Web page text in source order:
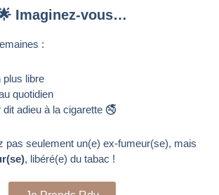
Imaginez-vous…
:
plus libre
quotidien
dit adieu à la cigarette 🚭
pas seulement un(e) ex-fumeur(se), mais
, libéré(e) du tabac !